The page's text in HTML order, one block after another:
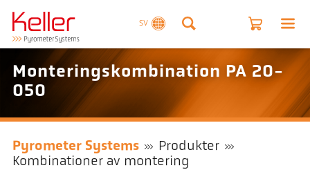
SV
Monteringskombination PA 20-
050
Pyrometer Systems
Produkter
Kombinationer av montering